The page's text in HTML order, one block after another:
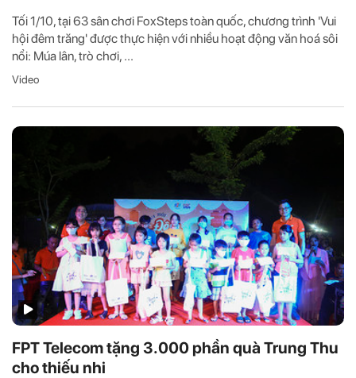
Tối 1/10, tại 63 sân chơi FoxSteps toàn quốc, chương trình 'Vui
hội đêm trăng' được thực hiện với nhiều hoạt động văn hoá sôi
nổi: Múa lân, trò chơi, ...
Video
FPT Telecom tặng 3.000 phần quà Trung Thu
cho thiếu nhi